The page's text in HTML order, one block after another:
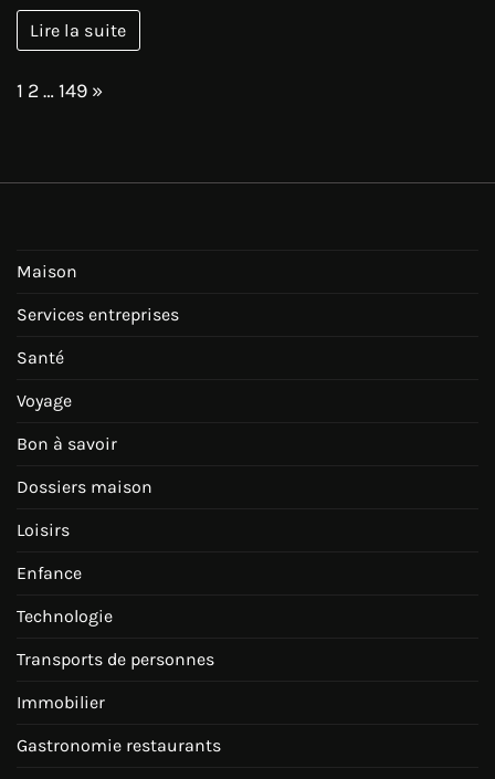
Lire la suite
Page:
1 2…149 Next
»
Maison
Services entreprises
Santé
Voyage
Bon à savoir
Dossiers maison
Loisirs
Enfance
Technologie
Transports de personnes
Immobilier
Gastronomie restaurants